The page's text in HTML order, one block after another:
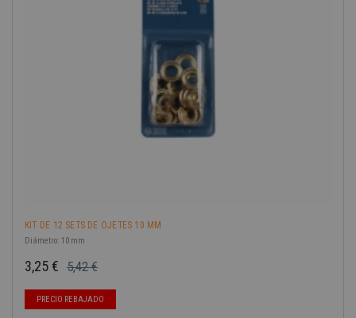
KIT DE 12 SETS DE OJETES 10 MM
Diámetro: 10 mm
5,42 €
3,25 €
PRECIO REBAJADO